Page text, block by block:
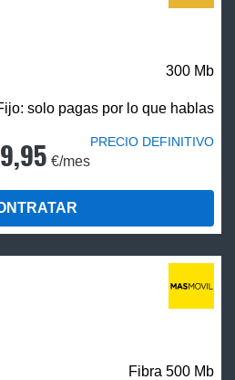
300 Mb
solo pagas por lo que hablas
€/mes
PRECIO DEFINITIVO
Fibra 500 Mb